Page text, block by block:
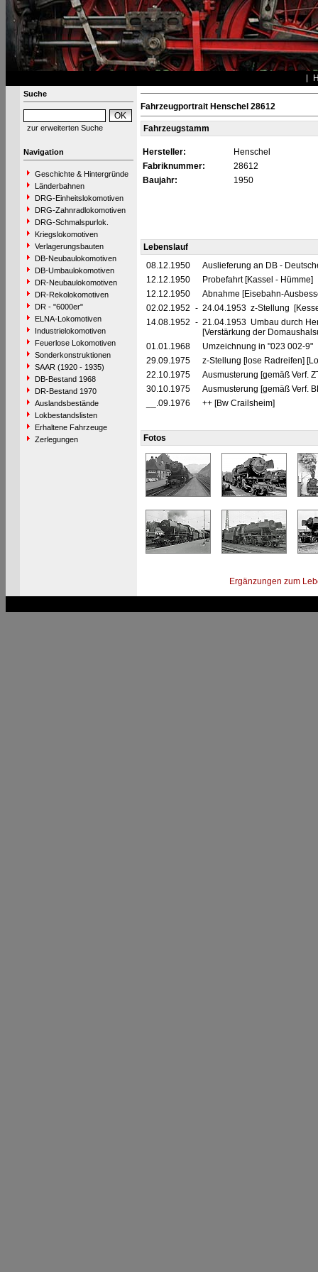
Suche
zur erweiterten Suche
Navigation
Geschichte & Hintergründe
Länderbahnen
DRG-Einheitslokomotiven
DRG-Zahnradlokomotiven
DRG-Schmalspurlok.
Kriegslokomotiven
Verlagerungsbauten
DB-Neubaulokomotiven
DB-Umbaulokomotiven
DR-Neubaulokomotiven
DR-Rekolokomotiven
DR - "6000er"
ELNA-Lokomotiven
Industrielokomotiven
Feuerlose Lokomotiven
Sonderkonstruktionen
SAAR (1920 - 1935)
DB-Bestand 1968
DR-Bestand 1970
Auslandsbestände
Lokbestandslisten
Erhaltene Fahrzeuge
Zerlegungen
Fahrzeugportrait Henschel 28612
Fahrzeugstamm
Hersteller:
Henschel
Fabriknummer:
28612
Baujahr:
1950
Lebenslauf
08.12.1950
Auslieferung an DB -
12.12.1950
Probefahrt [Kassel - Hümme]
12.12.1950
Abnahme [Eisebahn-
02.02.1952 - 24.04.1953 z-Stellung
14.08.1952 - 21.04.1953 Umbau durch
[Verstärkung der
01.01.1968
Umzeichnung in "023 002-9"
29.09.1975
z-Stellung [lose Radreifen]
22.10.1975
Ausmusterung [gemäß Verf.
30.10.1975
Ausmusterung [gemäß Verf.
__.09.1976
++ [Bw Crailsheim]
Fotos
Ergänzungen zum